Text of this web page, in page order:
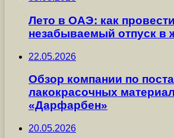
Лето в ОАЭ: как провести
незабываемый отпуск в
22.05.2026
Обзор компании по
лакокрасочных
«Дарфарбен»
20.05.2026